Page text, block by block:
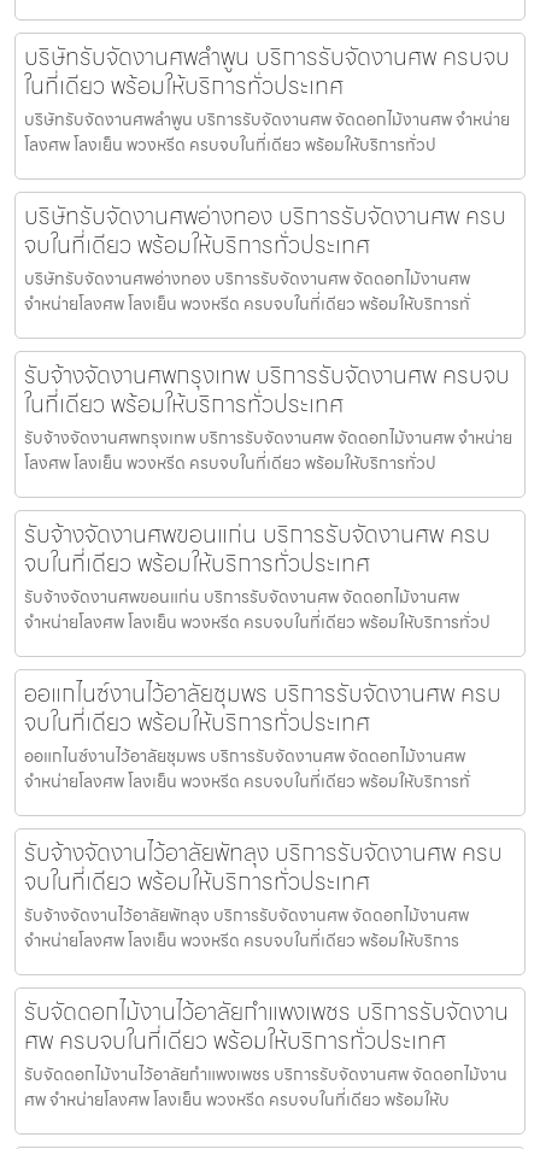
บริษัทรับจัดงานศพลำพูน บริการรับจัดงานศพ ครบจบ
ในที่เดียว พร้อมให้บริการทั่วประเทศ
บริษัทรับจัดงานศพลำพูน บริการรับจัดงานศพ จัดดอกไม้งานศพ จำหน่าย
โลงศพ โลงเย็น พวงหรีด ครบจบในที่เดียว พร้อมให้บริการทั่วป
บริษัทรับจัดงานศพอ่างทอง บริการรับจัดงานศพ ครบ
จบในที่เดียว พร้อมให้บริการทั่วประเทศ
บริษัทรับจัดงานศพอ่างทอง บริการรับจัดงานศพ จัดดอกไม้งานศพ
จำหน่ายโลงศพ โลงเย็น พวงหรีด ครบจบในที่เดียว พร้อมให้บริการทั่
รับจ้างจัดงานศพกรุงเทพ บริการรับจัดงานศพ ครบจบ
ในที่เดียว พร้อมให้บริการทั่วประเทศ
รับจ้างจัดงานศพกรุงเทพ บริการรับจัดงานศพ จัดดอกไม้งานศพ จำหน่าย
โลงศพ โลงเย็น พวงหรีด ครบจบในที่เดียว พร้อมให้บริการทั่วป
รับจ้างจัดงานศพขอนแก่น บริการรับจัดงานศพ ครบ
จบในที่เดียว พร้อมให้บริการทั่วประเทศ
รับจ้างจัดงานศพขอนแก่น บริการรับจัดงานศพ จัดดอกไม้งานศพ
จำหน่ายโลงศพ โลงเย็น พวงหรีด ครบจบในที่เดียว พร้อมให้บริการทั่วป
ออแกไนซ์งานไว้อาลัยชุมพร บริการรับจัดงานศพ ครบ
จบในที่เดียว พร้อมให้บริการทั่วประเทศ
ออแกไนซ์งานไว้อาลัยชุมพร บริการรับจัดงานศพ จัดดอกไม้งานศพ
จำหน่ายโลงศพ โลงเย็น พวงหรีด ครบจบในที่เดียว พร้อมให้บริการทั่
รับจ้างจัดงานไว้อาลัยพัทลุง บริการรับจัดงานศพ ครบ
จบในที่เดียว พร้อมให้บริการทั่วประเทศ
รับจ้างจัดงานไว้อาลัยพัทลุง บริการรับจัดงานศพ จัดดอกไม้งานศพ
จำหน่ายโลงศพ โลงเย็น พวงหรีด ครบจบในที่เดียว พร้อมให้บริการ
รับจัดดอกไม้งานไว้อาลัยกำแพงเพชร บริการรับจัดงาน
ศพ ครบจบในที่เดียว พร้อมให้บริการทั่วประเทศ
รับจัดดอกไม้งานไว้อาลัยกำแพงเพชร บริการรับจัดงานศพ จัดดอกไม้งาน
ศพ จำหน่ายโลงศพ โลงเย็น พวงหรีด ครบจบในที่เดียว พร้อมให้บ